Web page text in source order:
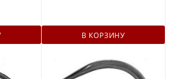
В КОРЗИНУ